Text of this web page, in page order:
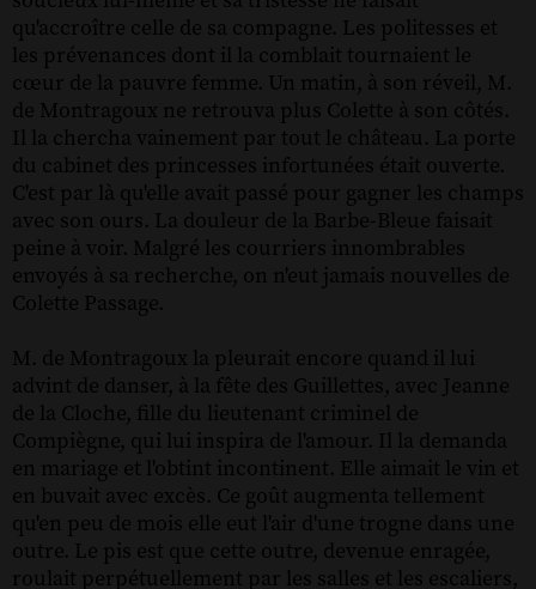
qu'accroître celle de sa compagne. Les politesses et
les prévenances dont il la comblait tournaient le
cœur de la pauvre femme. Un matin, à son réveil, M.
de Montragoux ne retrouva plus Colette à son côtés.
Il la chercha vainement par tout le château. La porte
du cabinet des princesses infortunées était ouverte.
C'est par là qu'elle avait passé pour gagner les champs
avec son ours. La douleur de la Barbe-Bleue faisait
peine à voir. Malgré les courriers innombrables
envoyés à sa recherche, on n'eut jamais nouvelles de
Colette Passage.
M. de Montragoux la pleurait encore quand il lui
advint de danser, à la fête des Guillettes, avec Jeanne
de la Cloche, fille du lieutenant criminel de
Compiègne, qui lui inspira de l'amour. Il la demanda
en mariage et l'obtint incontinent. Elle aimait le vin et
en buvait avec excès. Ce goût augmenta tellement
qu'en peu de mois elle eut l'air d'une trogne dans une
outre. Le pis est que cette outre, devenue enragée,
roulait perpétuellement par les salles et les escaliers,